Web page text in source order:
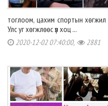
тоглоом, цахим спортын
Улс уг хөгжлөөс үл хоц ...
2020-12-02 07:40:00, 2881